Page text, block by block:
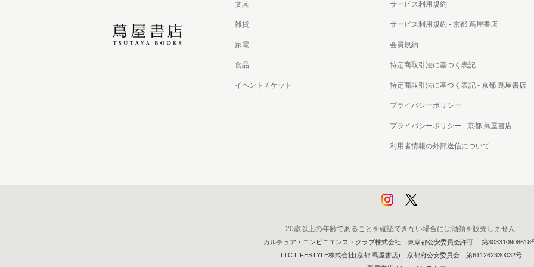
文具
雑貨
家電
食品
イベントチケット
サービス利用規約
サービス利用規約 - 京都 蔦屋書店
会員規約
特定商取引法に基づく表記
特定商取引法に基づく表記 - 京都 蔦屋書店
プライバシーポリシー
プライバシーポリシー - 京都 蔦屋書店
利用者情報の外部送信について
20歳以上の年齢であることを確認できない場合には酒類を販売しません
カルチュア・コンビニエンス・クラブ株式会社 東京都公安委員会許可 第303310908618
TTC LIFESTYLE株式会社(京都 蔦屋書店) 京都府公安委員会 第611262330032号